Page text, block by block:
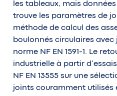
les tableaux, mais
trouve les paramètres de
méthode de calcul des
boulonnés circulaires
norme NF EN 1591-1. Le
industrielle à partir
NF EN 13555 sur une
joints couramment utilisés